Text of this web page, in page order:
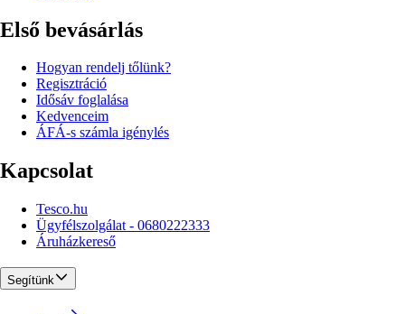
Első bevásárlás
Hogyan rendelj tőlünk?
Regisztráció
Idősáv foglalása
Kedvenceim
ÁFÁ-s számla igénylés
Kapcsolat
Tesco.hu
Ügyfélszolgálat - 0680222333
Áruházkereső
Segítünk